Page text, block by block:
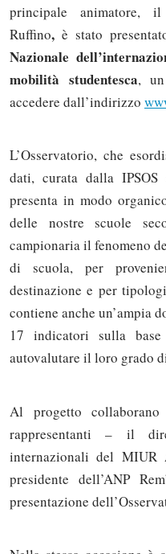
principale animatore, il
Ruffino, è stato
Nazionale
mobilità studentesca,
accedere dall’indirizzo
L’Osservatorio, che
dati, curata dalla
presenta in modo
delle nostre scuole
campionaria il fenomeno
di scuola, per
destinazione e per
contiene anche un’ampia
17 indicatori sulla
autovalutare il loro grado
Al progetto
rappresentanti – il
internazionali del
presidente dell’ANP
presentazione